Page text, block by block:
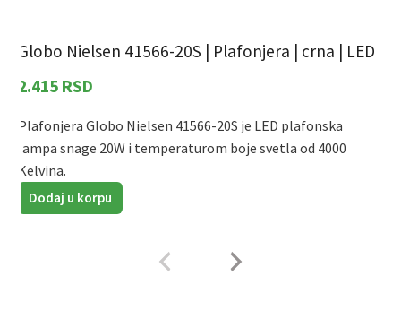
Globo Nielsen 41566-20S | Plafonjera | crna | LED
2.415 RSD
Plafonjera Globo Nielsen 41566-20S je LED plafonska
lampa snage 20W i temperaturom boje svetla od 4000
Kelvina.
Dodaj u korpu